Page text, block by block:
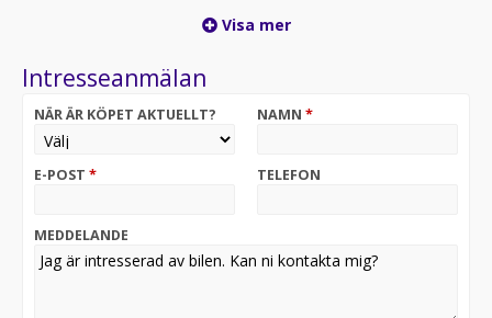
ÅLDER! FÖRMÅNLIGA FINANSIERINGS LÖSNINGAR
12-36MÅN GARANTI FÖR DIN TRYGGHET! OptimalCars i
Stockholm, en av Sveriges största premium bilhandlare!
Visa mer
Intresseanmälan
NÄR ÄR KÖPET AKTUELLT? NAMN *
E-POST * TELEFON
MEDDELANDE